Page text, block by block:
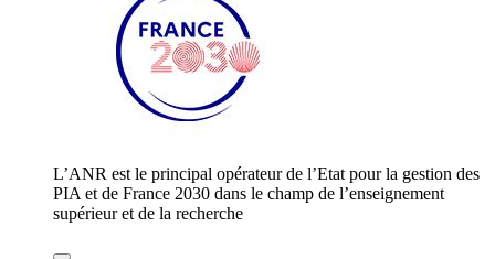
L’ANR est le principal opérateur de l’Etat pour la gestion des
PIA et de France 2030 dans le champ de l’enseignement
supérieur et de la recherche